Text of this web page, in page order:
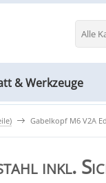
Alle
& Werkzeuge
Gabelkopf M6 V2A
inkl.